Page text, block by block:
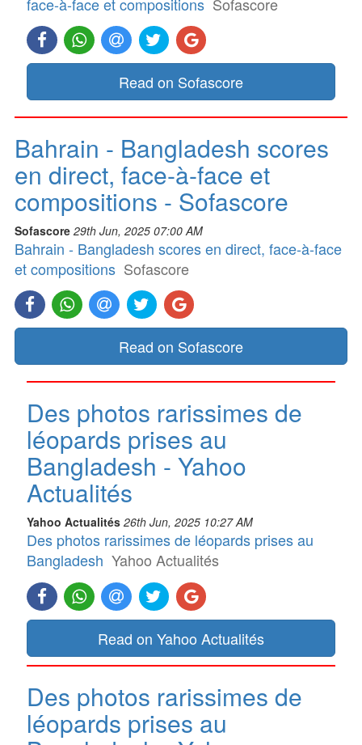
Read on Sofascore
Bahrain - Bangladesh scores
en direct, face-à-face et
compositions - Sofascore
Sofascore 29th Jun, 2025 07:00 AM
Bahrain - Bangladesh scores en direct, face-à-face
et compositions Sofascore
Read on Sofascore
Des photos rarissimes de
léopards prises au
Bangladesh - Yahoo
Actualités
Yahoo Actualités 26th Jun, 2025 10:27 AM
Des photos rarissimes de léopards prises au
Bangladesh Yahoo Actualités
Read on Yahoo Actualités
Des photos rarissimes de
léopards prises au